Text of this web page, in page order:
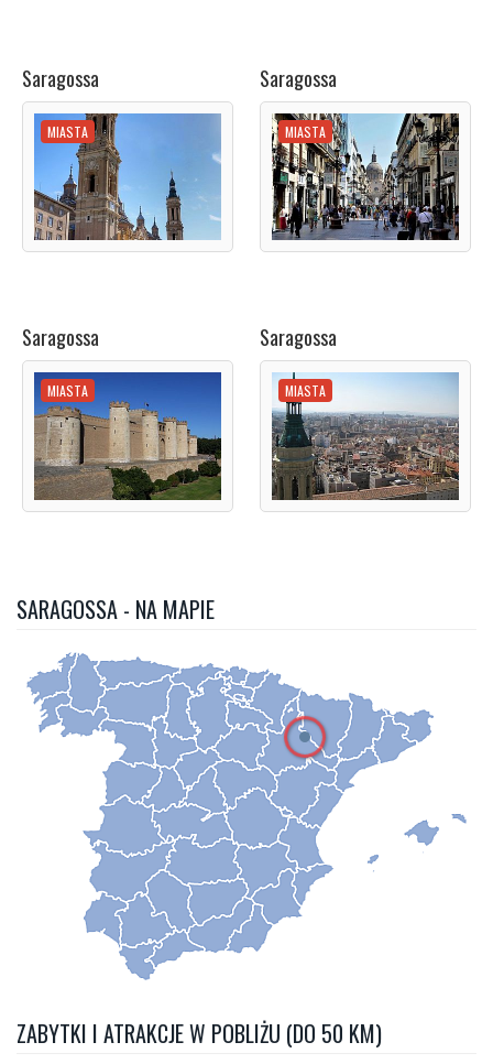
Saragossa
MIASTA
Saragossa
MIASTA
Saragossa
MIASTA
Saragossa
MIASTA
SARAGOSSA - NA MAPIE
ZABYTKI I ATRAKCJE W POBLIŻU (DO 50 KM)